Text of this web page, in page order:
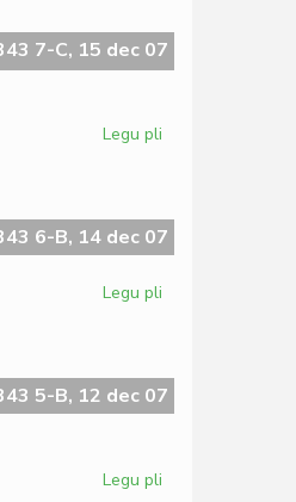
en
Bulgario
7-C, 15 dec 07
Legu pli
de
la
6-B, 14 dec 07
Legu pli
KCE
5-B, 12 dec 07
Legu pli